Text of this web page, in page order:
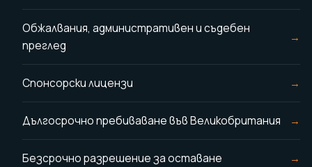
Обжалвания, административен и съдебен
преглед
Спонсорски лицензи
Дългосрочно пребиваване във Великобритания
Безсрочно разрешение за оставане